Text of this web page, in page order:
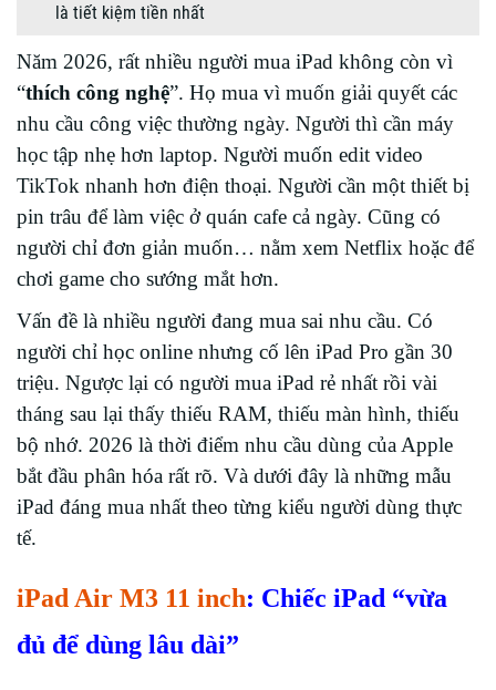
là tiết kiệm tiền nhất
Năm 2026, rất nhiều người mua iPad không còn vì
“thích công nghệ”. Họ mua vì muốn giải quyết các
nhu cầu công việc thường ngày. Người thì cần máy
học tập nhẹ hơn laptop. Người muốn edit video
TikTok nhanh hơn điện thoại. Người cần một thiết bị
pin trâu để làm việc ở quán cafe cả ngày. Cũng có
người chỉ đơn giản muốn… nằm xem Netflix hoặc để
chơi game cho sướng mắt hơn.
Vấn đề là nhiều người đang mua sai nhu cầu. Có
người chỉ học online nhưng cố lên iPad Pro gần 30
triệu. Ngược lại có người mua iPad rẻ nhất rồi vài
tháng sau lại thấy thiếu RAM, thiếu màn hình, thiếu
bộ nhớ. 2026 là thời điểm nhu cầu dùng của Apple
bắt đầu phân hóa rất rõ. Và dưới đây là những mẫu
iPad đáng mua nhất theo từng kiểu người dùng thực
tế.
iPad Air M3 11 inch: Chiếc iPad “vừa
đủ để dùng lâu dài”